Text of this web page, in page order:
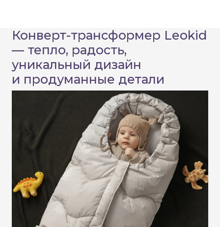
Конверт-трансформер Leokid
— тепло, радость,
уникальный дизайн
и продуманные детали